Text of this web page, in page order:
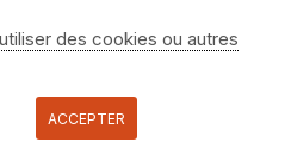
des cookies ou autres
ACCEPTER